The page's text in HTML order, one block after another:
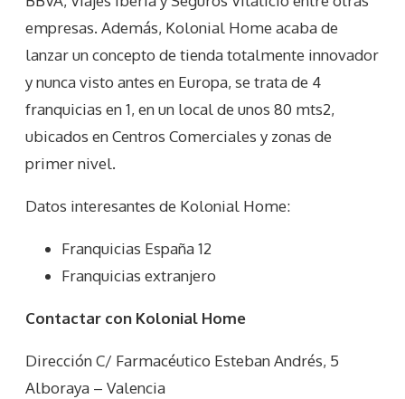
empresas. Además, Kolonial Home acaba de
lanzar un concepto de tienda totalmente innovador
y nunca visto antes en Europa, se trata de 4
franquicias en 1, en un local de unos 80 mts2,
ubicados en Centros Comerciales y zonas de
primer nivel.
Datos interesantes de Kolonial Home:
Franquicias España 12
Franquicias extranjero
Contactar con Kolonial Home
Dirección C/ Farmacéutico Esteban Andrés, 5
Alboraya – Valencia